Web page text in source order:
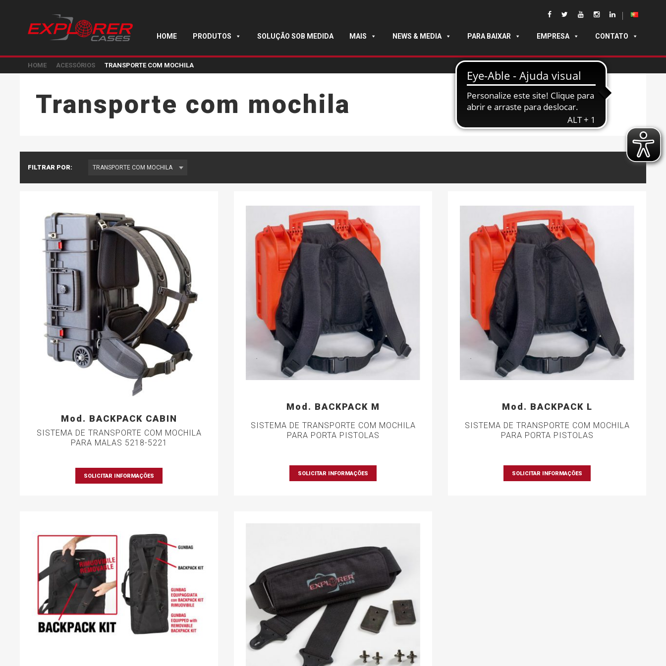
HOME PRODUTOS SOLUÇÃO SOB MEDIDA MAIS NEWS & MEDIA PARA BAIXAR EMPRESA CONTATO
HOME ACESSÓRIOS TRANSPORTE COM MOCHILA
Transporte com mochila
FILTRAR POR:
Mod. BACKPACK CABIN
SISTEMA DE TRANSPORTE COM MOCHILA
PARA MALAS 5218-5221
SOLICITAR INFORMAÇÕES
Mod. BACKPACK M
SISTEMA DE TRANSPORTE COM MOCHILA
PARA PORTA PISTOLAS
SOLICITAR INFORMAÇÕES
Mod. BACKPACK L
SISTEMA DE TRANSPORTE COM MOCHILA
PARA PORTA PISTOLAS
SOLICITAR INFORMAÇÕES